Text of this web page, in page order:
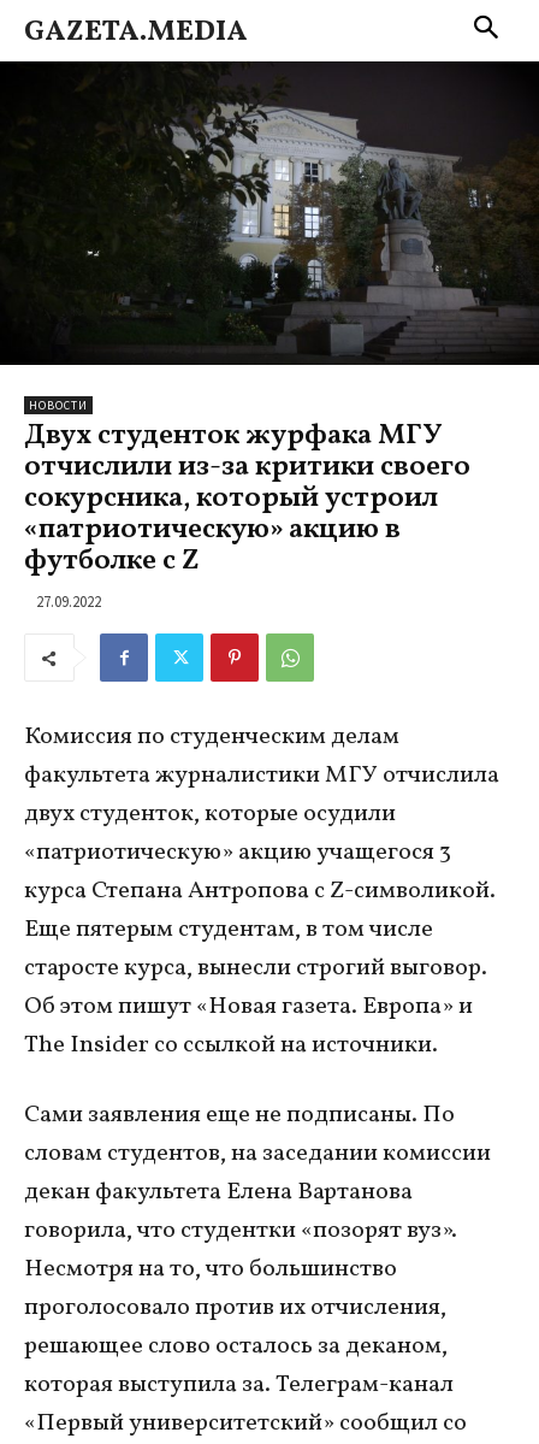
GAZETA.MEDIA
НОВОСТИ
Двух студенток журфака МГУ
отчислили из-за критики своего
сокурсника, который устроил
«патриотическую» акцию в
футболке с Z
27.09.2022
Комиссия по студенческим делам
факультета журналистики МГУ отчислила
двух студенток, которые осудили
«патриотическую» акцию учащегося 3
курса Степана Антропова с Z-символикой.
Еще пятерым студентам, в том числе
старосте курса, вынесли строгий выговор.
Об этом пишут «Новая газета. Европа» и
The Insider со ссылкой на источники.
Сами заявления еще не подписаны. По
словам студентов, на заседании комиссии
декан факультета Елена Вартанова
говорила, что студентки «позорят вуз».
Несмотря на то, что большинство
проголосовало против их отчисления,
решающее слово осталось за деканом,
которая выступила за. Телеграм-канал
«Первый университетский» сообщил со